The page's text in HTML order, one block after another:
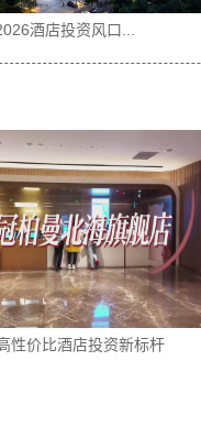
年开一家酒店...
性价比酒店投资新标杆